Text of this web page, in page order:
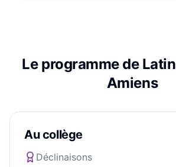
Le programme de Latin
Amiens
Au collège
Déclinaisons